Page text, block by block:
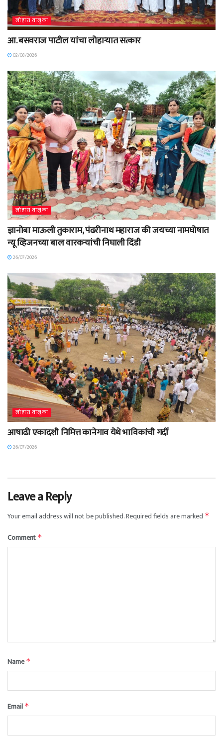
लोहारा तालुका
आ. बसवराज पाटील यांचा लोहाऱ्यात सत्कार
02/08/2026
लोहारा तालुका
ज्ञानोबा माऊली तुकाराम, पंढरीनाथ महाराज की जयच्या नामघोषात
न्यू व्हिजनच्या बाल वारकऱ्यांची निघाली दिंडी
26/07/2026
लोहारा तालुका
आषाढी एकादशी निमित्त कानेगाव येथे भाविकांची गर्दी
26/07/2026
Leave a Reply
Your email address will not be published.Required fields are marked *
Comment *
Name*
Email *